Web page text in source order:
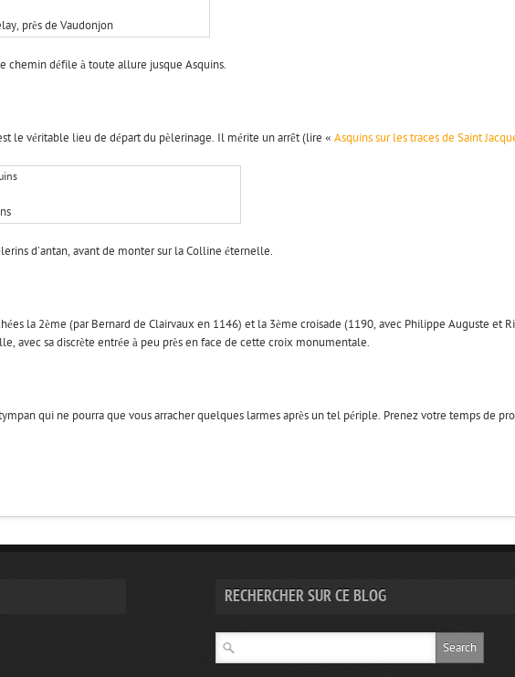
près de Vaudonjon
chemin défile à toute allure jusque Asquins.
le véritable lieu de départ du pèlerinage. Il mérite un arrêt (lire « Asquins sur les traces de Saint
d’antan, avant de monter sur la Colline éternelle.
la 2ème (par Bernard de Clairvaux en 1146) et la 3ème croisade (1190, avec Philippe Auguste et
avec sa discrète entrée à peu près en face de cette croix monumentale.
qui ne pourra que vous arracher quelques larmes après un tel périple. Prenez votre temps de
RECHERCHER SUR CE BLOG